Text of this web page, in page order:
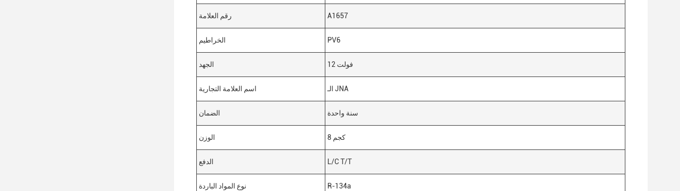
رقم العلامة A1657
الخراطيم PV6
الجهد 12 فولت
اسم العلامة التجارية الـ JNA
الضمان سنة واحدة
الوزن 8 كجم
الدفع L/C T/T
نوع المواد الباردة R-134a